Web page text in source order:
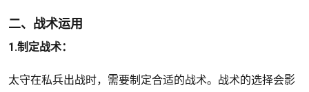
二、战术运用
1.制定战术：
太守在私兵出战时，需要制定合适的战术。战术的选择会影